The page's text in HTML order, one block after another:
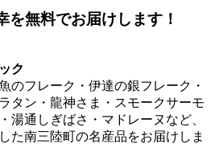
を無料でお届けします！
ク
のフレーク・伊達の銀フレーク・
タン・龍神さま・スモークサーモ
湯通しぎばさ・マドレーヌなど、
た南三陸町の名産品をお届けしま